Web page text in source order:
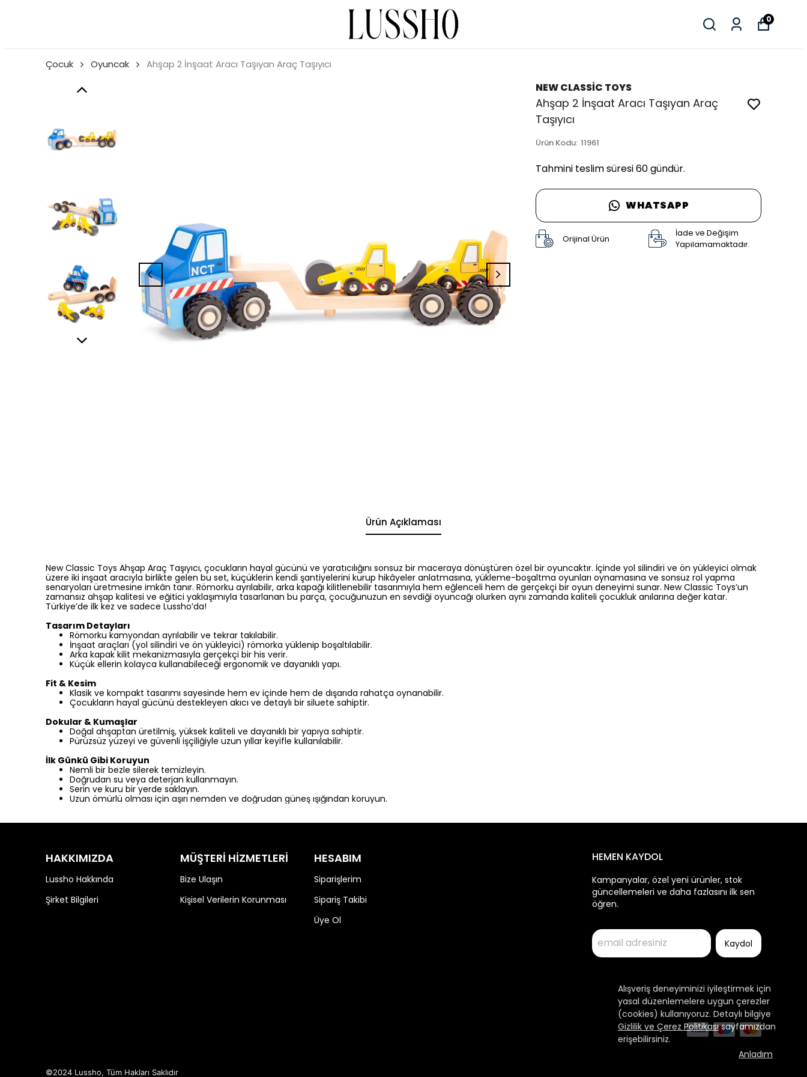
0
Alışveriş deneyiminizi iyileştirmek için
yasal düzenlemelere uygun çerezler
(cookies) kullanıyoruz. Detaylı bilgiye
Gizlilik ve Çerez Politikasısayfamızdan
erişebilirsiniz.
Anladım
Çocuk Oyuncak Ahşap 2 İnşaat Aracı Taşıyan Araç Taşıyıcı
NEW CLASSİC TOYS
Ahşap 2 İnşaat Aracı Taşıyan Araç
Taşıyıcı
Ürün Kodu: 11961
Tahmini teslim süresi 60 gündür.
WHATSAPP
Orijinal Ürün
İade ve Değişim
Yapılamamaktadır.
Ürün Açıklaması
New Classic Toys Ahşap Araç Taşıyıcı, çocukların hayal gücünü ve yaratıcılığını sonsuz bir maceraya dönüştüren özel bir oyuncaktır. İçinde yol silindiri ve ön yükleyici olmak
üzere iki inşaat aracıyla birlikte gelen bu set, küçüklerin kendi şantiyelerini kurup hikâyeler anlatmasına, yükleme-boşaltma oyunları oynamasına ve sonsuz rol yapma
senaryoları üretmesine imkân tanır. Römorku ayrılabilir, arka kapağı kilitlenebilir tasarımıyla hem eğlenceli hem de gerçekçi bir oyun deneyimi sunar. New Classic Toys’un
zamansız ahşap kalitesi ve eğitici yaklaşımıyla tasarlanan bu parça, çocuğunuzun en sevdiği oyuncağı olurken aynı zamanda kaliteli çocukluk anılarına değer katar.
Türkiye’de ilk kez ve sadece Lussho’da!
Tasarım Detayları
Römorku kamyondan ayrılabilir ve tekrar takılabilir.
İnşaat araçları (yol silindiri ve ön yükleyici) römorka yüklenip boşaltılabilir.
Arka kapak kilit mekanizmasıyla gerçekçi bir his verir.
Küçük ellerin kolayca kullanabileceği ergonomik ve dayanıklı yapı.
Fit & Kesim
Klasik ve kompakt tasarımı sayesinde hem ev içinde hem de dışarıda rahatça oynanabilir.
Çocukların hayal gücünü destekleyen akıcı ve detaylı bir siluete sahiptir.
Dokular & Kumaşlar
Doğal ahşaptan üretilmiş, yüksek kaliteli ve dayanıklı bir yapıya sahiptir.
Pürüzsüz yüzeyi ve güvenli işçiliğiyle uzun yıllar keyifle kullanılabilir.
İlk Günkü Gibi Koruyun
Nemli bir bezle silerek temizleyin.
Doğrudan su veya deterjan kullanmayın.
Serin ve kuru bir yerde saklayın.
Uzun ömürlü olması için aşırı nemden ve doğrudan güneş ışığından koruyun.
HAKKIMIZDA
Lussho Hakkında
Şirket Bilgileri
MÜŞTERİ HİZMETLERİ
Bize Ulaşın
Kişisel Verilerin Korunması
HESABIM
Siparişlerim
Sipariş Takibi
Üye Ol
HEMEN KAYDOL
Kampanyalar, özel yeni ürünler, stok
güncellemeleri ve daha fazlasını ilk sen
öğren.
Kaydol
©2024 Lussho, Tüm Hakları Saklıdır